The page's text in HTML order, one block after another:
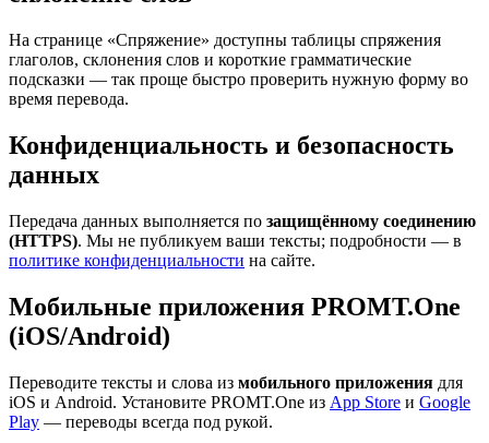
На странице «Спряжение» доступны таблицы спряжения
глаголов, склонения слов и короткие грамматические
подсказки — так проще быстро проверить нужную форму во
время перевода.
Конфиденциальность и безопасность
данных
Передача данных выполняется по защищённому соединению
(HTTPS). Мы не публикуем ваши тексты; подробности — в
политике конфиденциальности на сайте.
Мобильные приложения PROMT.One
(iOS/Android)
Переводите тексты и слова из мобильного приложения для
iOS и Android. Установите PROMT.One из App Store и Google
Play — переводы всегда под рукой.